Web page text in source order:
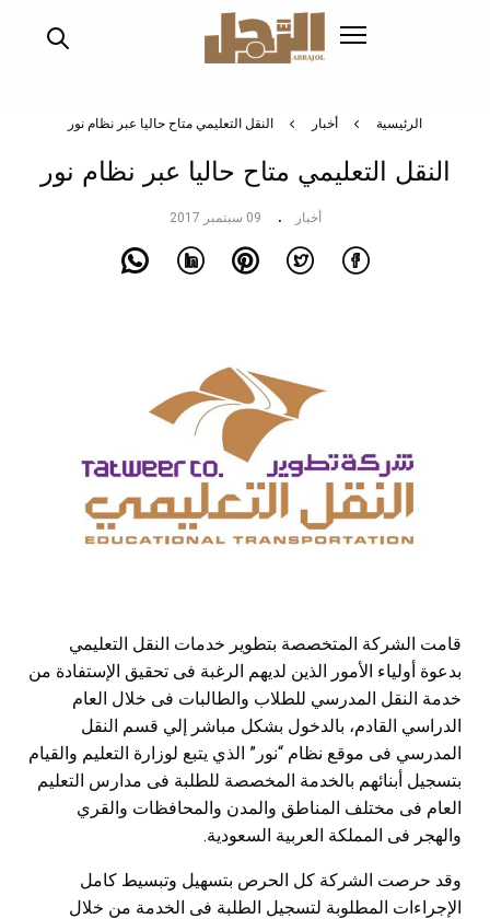
الرئيسية أخبار النقل التعليمي متاح حاليا عبر نظام نور
النقل التعليمي متاح حاليا عبر نظام نور
أخبار 09 سبتمبر 2017
قامت الشركة المتخصصة بتطوير خدمات النقل التعليمي
بدعوة أولياء الأمور الذين لديهم الرغبة فى تحقيق الإستفادة من
خدمة النقل المدرسي للطلاب والطالبات فى خلال العام
الدراسي القادم، بالدخول بشكل مباشر إلي قسم النقل
المدرسي فى موقع نظام “نور” الذي يتبع لوزارة التعليم والقيام
بتسجيل أبنائهم بالخدمة المخصصة للطلبة فى مدارس التعليم
العام فى مختلف المناطق والمدن والمحافظات والقري
والهجر فى المملكة العربية السعودية.
وقد حرصت الشركة كل الحرص بتسهيل وتبسيط كامل
الإجراءات المطلوبة لتسجيل الطلبة فى الخدمة من خلال